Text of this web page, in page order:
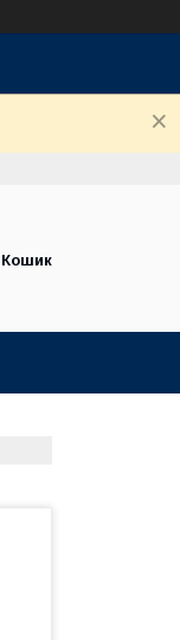
Кошик